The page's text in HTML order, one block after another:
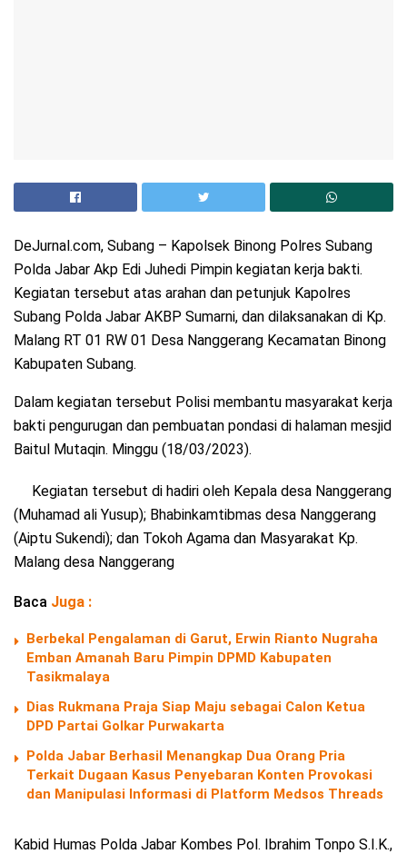
DeJurnal.com, Subang – Kapolsek Binong Polres Subang
Polda Jabar Akp Edi Juhedi Pimpin kegiatan kerja bakti.
Kegiatan tersebut atas arahan dan petunjuk Kapolres
Subang Polda Jabar AKBP Sumarni, dan dilaksanakan di Kp.
Malang RT 01 RW 01 Desa Nanggerang Kecamatan Binong
Kabupaten Subang.
Dalam kegiatan tersebut Polisi membantu masyarakat kerja
bakti pengurugan dan pembuatan pondasi di halaman mesjid
Baitul Mutaqin. Minggu (18/03/2023).
Kegiatan tersebut di hadiri oleh Kepala desa Nanggerang
(Muhamad ali Yusup); Bhabinkamtibmas desa Nanggerang
(Aiptu Sukendi); dan Tokoh Agama dan Masyarakat Kp.
Malang desa Nanggerang
Baca Juga :
Berbekal Pengalaman di Garut, Erwin Rianto Nugraha
Emban Amanah Baru Pimpin DPMD Kabupaten
Tasikmalaya
Dias Rukmana Praja Siap Maju sebagai Calon Ketua
DPD Partai Golkar Purwakarta
Polda Jabar Berhasil Menangkap Dua Orang Pria
Terkait Dugaan Kasus Penyebaran Konten Provokasi
dan Manipulasi Informasi di Platform Medsos Threads
Kabid Humas Polda Jabar Kombes Pol. Ibrahim Tonpo S.I.K.,